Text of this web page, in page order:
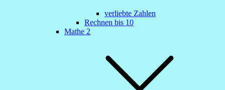
verliebte Zahlen
Rechnen bis 10
Mathe 2